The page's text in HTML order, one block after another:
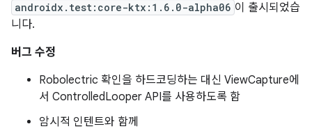
androidx.test:core-ktx:1.6.0-alpha06 이 출시되었습
니다.
버그 수정
Robolectric 확인을 하드코딩하는 대신 ViewCapture에
서 ControlledLooper API를 사용하도록 함
암시적 인텐트와 함께